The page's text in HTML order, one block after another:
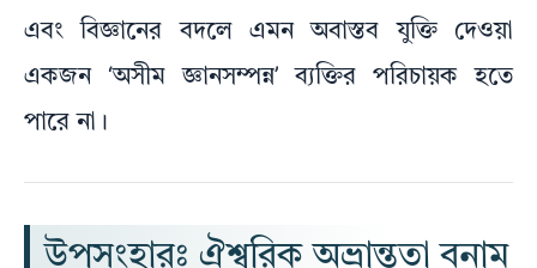
এবং বিজ্ঞানের বদলে এমন অবাস্তব যুক্তি দেওয়া
একজন ‘অসীম জ্ঞানসম্পন্ন’ ব্যক্তির পরিচায়ক হতে
পারে না।
উপসংহারঃ ঐশ্বরিক অভ্রান্ততা বনাম